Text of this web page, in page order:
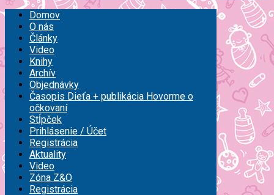
Domov
O nás
Články
Video
Knihy
Archív
Objednávky
Časopis Dieťa + publikácia Hovorme o
očkovaní
Stĺpček
Prihlásenie / Účet
Registrácia
Aktuality
Video
Zóna Z&O
Registrácia